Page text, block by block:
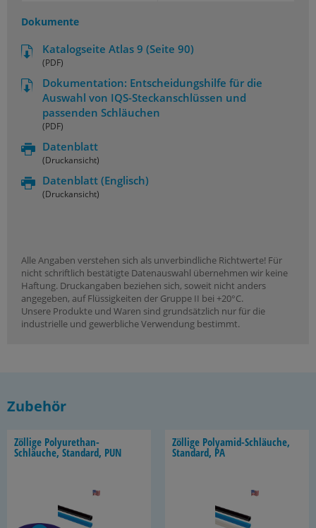
Dokumente
Katalogseite Atlas 9 (Seite 90)
(PDF)
Dokumentation: Entscheidungshilfe für die
Auswahl von IQS-Steckanschlüssen und
passenden Schläuchen
(PDF)
Datenblatt
(Druckansicht)
Datenblatt (Englisch)
(Druckansicht)
Alle Angaben verstehen sich als unverbindliche Richtwerte! Für
nicht schriftlich bestätigte Datenauswahl übernehmen wir keine
Haftung. Druckangaben beziehen sich, soweit nicht anders
angegeben, auf Flüssigkeiten der Gruppe II bei +20°C.
Unsere Produkte und Waren sind grundsätzlich nur für die
industrielle und gewerbliche Verwendung bestimmt.
Zubehör
Zöl­li­ge Polyurethan-​
Schläuche, Stan­dard, PUN
Zöl­li­ge Polyamid-​Schläuche,
Stan­dard, PA